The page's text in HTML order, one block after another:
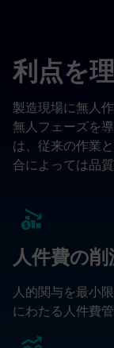
利点を
製造現場に無人
無人フェーズを
は、従来の作業
合によっては品
人件費の削
人的関与を最小
にわたる人件費